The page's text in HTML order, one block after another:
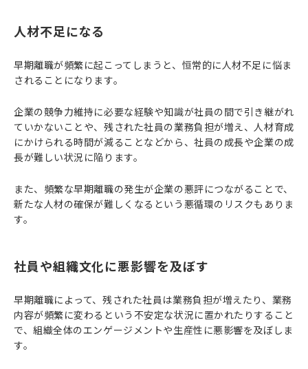
人材不足になる
早期離職が頻繁に起こってしまうと、恒常的に人材不足に悩ま
されることになります。
企業の競争力維持に必要な経験や知識が社員の間で引き継がれ
ていかないことや、残された社員の業務負担が増え、人材育成
にかけられる時間が減ることなどから、社員の成長や企業の成
長が難しい状況に陥ります。
また、頻繁な早期離職の発生が企業の悪評につながることで、
新たな人材の確保が難しくなるという悪循環のリスクもありま
す。
社員や組織文化に悪影響を及ぼす
早期離職によって、残された社員は業務負担が増えたり、業務
内容が頻繁に変わるという不安定な状況に置かれたりすること
で、組織全体のエンゲージメントや生産性に悪影響を及ぼしま
す。